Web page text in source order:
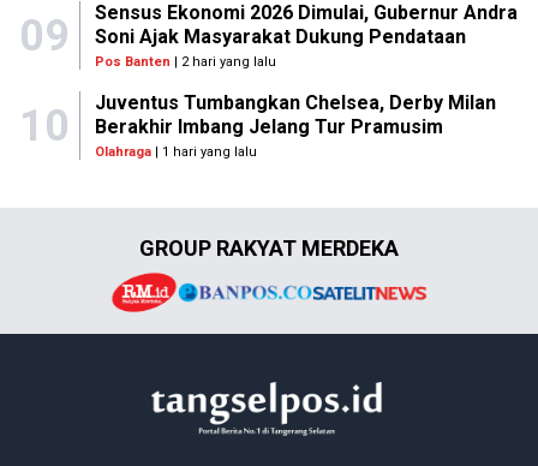
09
Sensus Ekonomi 2026 Dimulai, Gubernur Andra
Soni Ajak Masyarakat Dukung Pendataan
Pos Banten | 2 hari yang lalu
10
Juventus Tumbangkan Chelsea, Derby Milan
Berakhir Imbang Jelang Tur Pramusim
Olahraga| 1 hari yang lalu
GROUP RAKYAT MERDEKA